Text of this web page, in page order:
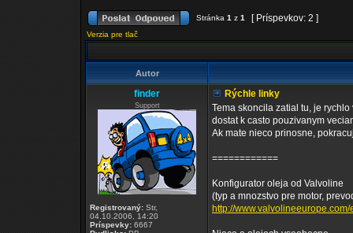
Stránka 1 z 1 [ Príspevkov: 2 ]
Verzia pre tlač
Autor
finder
Support
Registrovaný: Str,
04.10.2006, 14:20
Príspevky: 6667
Rýchle linky
Tema skoncila zatial tu, je
dostat k casto pouzivanym
Ak mate nieco prinosne,
============
Konfigurator oleja od Valvoline
(typ a mnozstvo pre motor,
http://